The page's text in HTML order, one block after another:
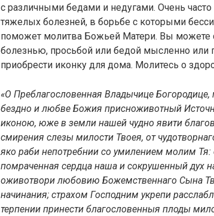
с различными бедами и недугами. Очень
тяжелых болезней, в борьбе с которыми
поможет молитва Божьей Матери. Вы можете
болезнью, просьбой или бедой мысленно
приобрести иконку для дома. Молитесь о
«О Преблагословенная Владычице
бездно и любве Божия присноживотный
иконою, юже в земли нашей чудно явити
смирения слезы милости Твоея, от
яко раби непотребнии со умилением молим
помраченная сердца наша и сокрушенный дух
оживотвори любовию Божемственнаго Сына
начинания; страхом Господним укрепи
терпении принести благословенныя плоды